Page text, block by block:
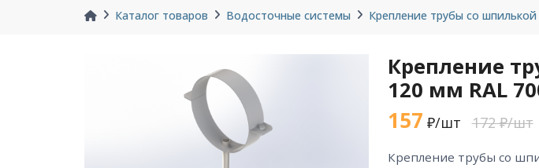
Каталог товаров Водосточные системы Крепление трубы со шпилькой
Крепление
120 мм RAL
157 ₽/шт 172 ₽/шт
крепление трубы со шпилькой М10 200мм диаметр 120 мм RAL 7004 из